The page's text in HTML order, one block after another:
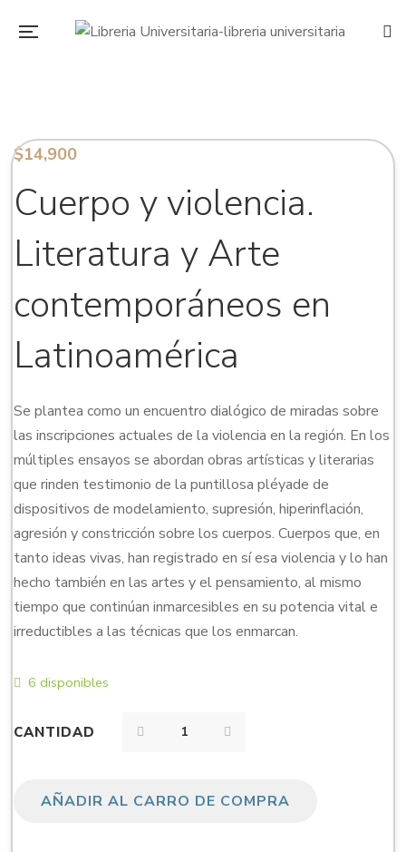
$14,900
Cuerpo y violencia.
Literatura y Arte
contemporáneos en
Latinoamérica
Se plantea como un encuentro dialógico de miradas sobre
las inscripciones actuales de la violencia en la región. En los
múltiples ensayos se abordan obras artísticas y literarias
que rinden testimonio de la puntillosa pléyade de
dispositivos de modelamiento, supresión, hiperinflación,
agresión y constricción sobre los cuerpos. Cuerpos que, en
tanto ideas vivas, han registrado en sí esa violencia y lo han
hecho también en las artes y el pensamiento, al mismo
tiempo que continúan inmarcesibles en su potencia vital e
irreductibles a las técnicas que los enmarcan.
6 disponibles
CANTIDAD
AÑADIR AL CARRO DE COMPRA